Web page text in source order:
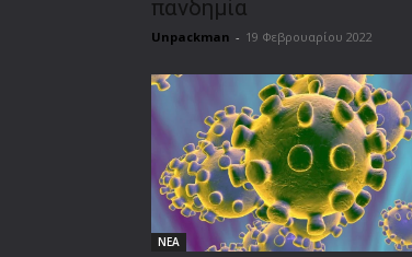
πανδημία
Unpackman - 19 Φεβρουαρίου 2022
ΝΕΑ